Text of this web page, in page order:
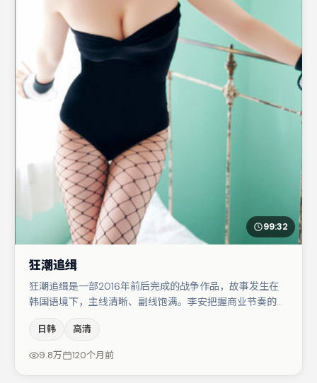
99:32
狂潮追缉
狂潮追缉是一部2016年前后完成的战争作品，故事发生在
韩国语境下，主线清晰、副线饱满。李安把握商业节奏的同
片中承担叙事驱动，沈腾、黄渤分别提供反差与喜剧/悬疑
调剂（视场次而定）。节奏紧凑、反转有度，值得列入片
日韩 高清
9.8万 120个月前